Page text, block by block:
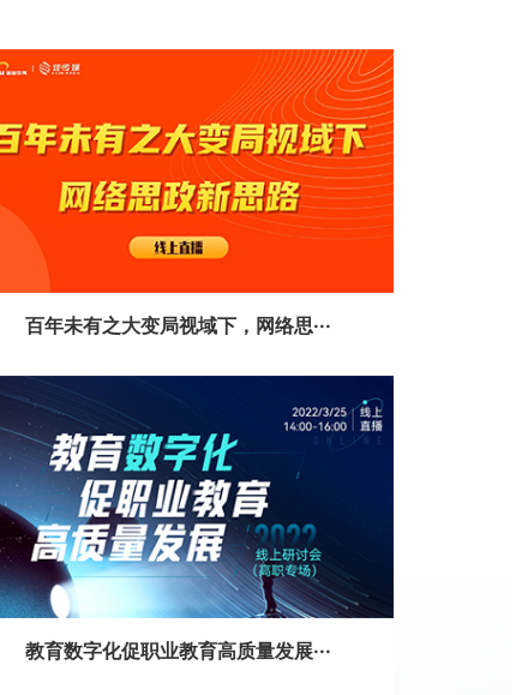
百年未有之大变局视域下，网络思···
教育数字化促职业教育高质量发展···